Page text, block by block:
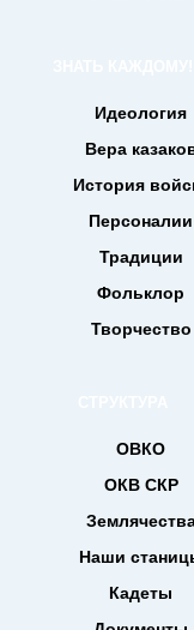
Идеология
Вера
История
Персоналии
Традиции
Фольклор
Творчество
ОВКО
ОКВ СКР
Наши
Кадеты